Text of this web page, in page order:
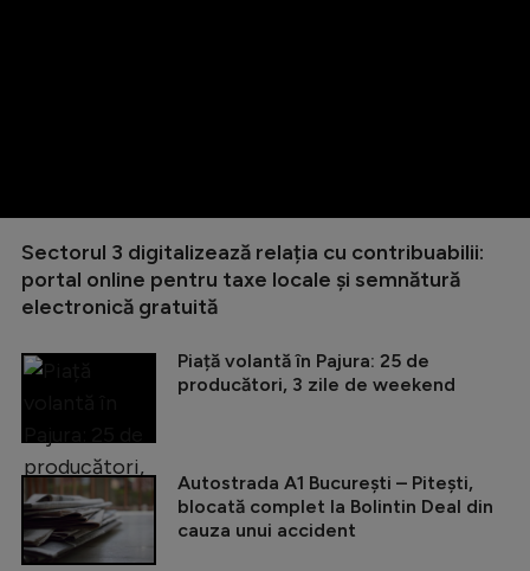
Sectorul 3 digitalizează relația cu contribuabilii:
portal online pentru taxe locale și semnătură
electronică gratuită
Piață volantă în Pajura: 25 de
producători, 3 zile de weekend
Autostrada A1 București – Pitești,
blocată complet la Bolintin Deal din
cauza unui accident